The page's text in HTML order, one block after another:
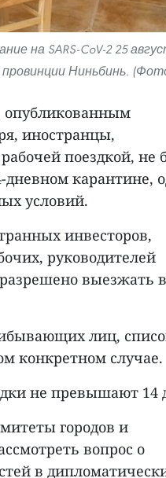
на SARS-CoV-2 25
провинции Ниньбинь.
опубликованным
иностранцы,
поездкой, не
дневном карантине,
условий.
инвесторов,
руководителей
выезжать в
лиц,
конкретном случае.
не превышают 14
городов и
вопрос о
в